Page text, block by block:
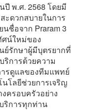
ปี พ.ศ. 2568 โดยมี
ะดวกสบายในการ
ชื่อจาก Praram 3
ศน์ใหม่ของ
ย์รักษาผู้มีบุตรยากที่
ริการด้วยความ
รดูแลของทีมแพทย์
โลยีช่วยการเจริญ
ครอบครัวอย่าง
ริการทุกท่าน